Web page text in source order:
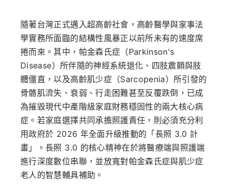
隨著台灣正式邁入超高齡社會，高齡醫學與家事法
學實務所面臨的結構性風暴正以前所未有的速度席
捲而來。其中，帕金森氏症（Parkinson's
Disease）所伴隨的神經系統退化、四肢震顫與肢
體僵直，以及高齡肌少症（Sarcopenia）所引發的
骨骼肌流失、衰弱、行走困難甚至反覆跌倒，已成
為摧毀現代中產階級家庭財務穩固性的兩大核心病
症。若家庭選擇共同承擔照護責任，則必須充分利
用政府於 2026 年全面升級推動的「長照 3.0 計
畫」。長照 3.0 的核心精神在於將醫療端與照護端
進行深度數位串聯，並放寬對帕金森氏症與肌少症
老人的智慧輔具補助。